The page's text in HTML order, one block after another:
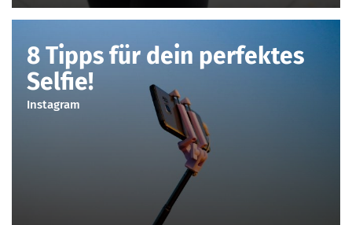
8 Tipps für dein perfektes
Selfie!
Instagram